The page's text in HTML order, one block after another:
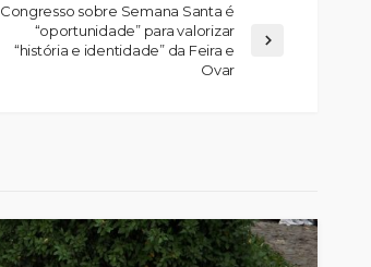
Congresso sobre Semana Santa é
“oportunidade” para valorizar
“história e identidade” da Feira e
Ovar
Rádio Sintonia 2 dias atrás